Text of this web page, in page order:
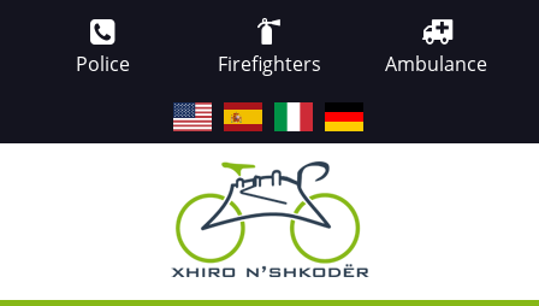
Police Firefighters Ambulance